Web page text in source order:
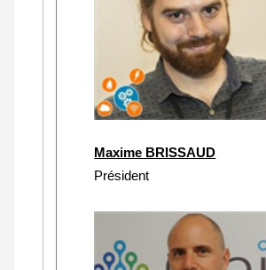
Maxime BRISSAUD
Président